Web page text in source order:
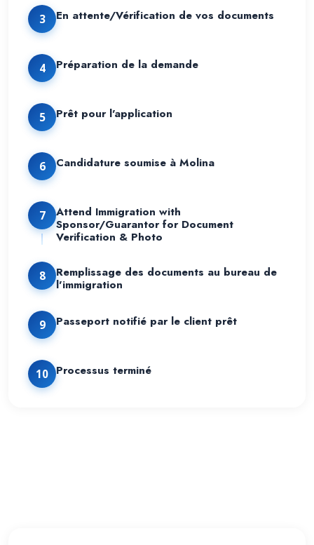
3 En attente/Vérification de vos documents
4 Préparation de la demande
5 Prêt pour l'application
6 Candidature soumise à Molina
7
Attend Immigration with
Sponsor/Guarantor for Document
Verification & Photo
8
Remplissage des documents au bureau de
l'immigration
9 Passeport notifié par le client prêt
10 Processus terminé